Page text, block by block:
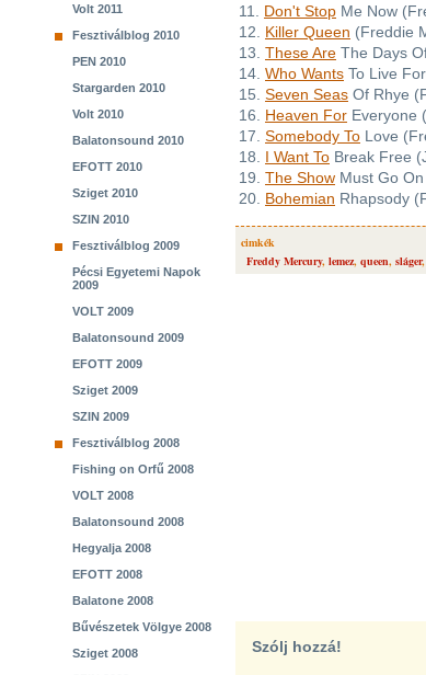
Volt 2011
Fesztiválblog 2010
PEN 2010
Stargarden 2010
Volt 2010
Balatonsound 2010
EFOTT 2010
Sziget 2010
SZIN 2010
Fesztiválblog 2009
Pécsi Egyetemi Napok
2009
VOLT 2009
Balatonsound 2009
EFOTT 2009
Sziget 2009
SZIN 2009
Fesztiválblog 2008
Fishing on Orfű 2008
VOLT 2008
Balatonsound 2008
Hegyalja 2008
EFOTT 2008
Balatone 2008
Bűvészetek Völgye 2008
Sziget 2008
11. Don't Stop Me Now
12. Killer Queen (Freddie
13. These Are The Days
14. Who Wants To Live
15. Seven Seas Of Rhye
16. Heaven For Everyone
17. Somebody To Love
18. I Want To Break Free
19. The Show Must Go
20. Bohemian Rhapsody
cimkék
Freddy Mercury, lemez, queen, sláger,
Szólj hozzá!